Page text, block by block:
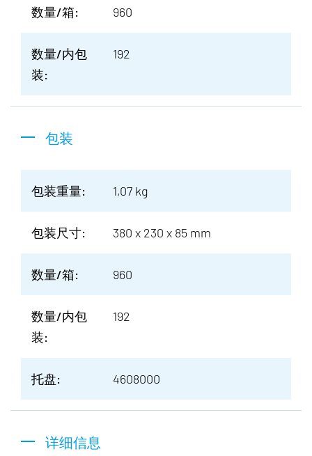
数量/箱: 960
数量/内包
装:
192
包装
包装重量: 1,07 kg
包装尺寸: 380 x 230 x 85 mm
数量/箱: 960
数量/内包
装:
192
托盘: 4608000
详细信息